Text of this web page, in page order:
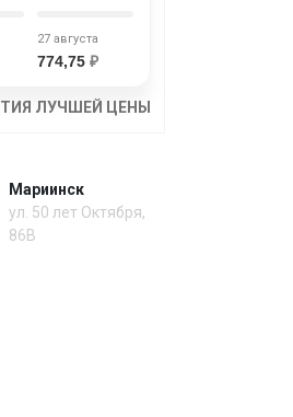
27 августа
774,75₽
ЛУЧШЕЙ ЦЕНЫ
Мариинск
ул. 50 лет Октября,
86В